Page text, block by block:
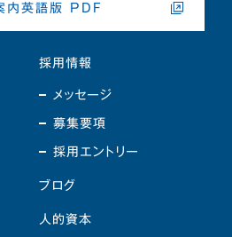
内英語版 PDF
採用情報
メッセージ
募集要項
採用エントリー
ブログ
人的資本